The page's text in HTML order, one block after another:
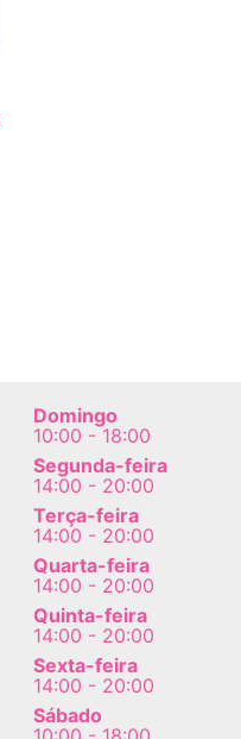
Domingo
10:00 - 18:00
Segunda-feira
14:00 - 20:00
Terça-feira
14:00 - 20:00
Quarta-feira
14:00 - 20:00
Quinta-feira
14:00 - 20:00
Sexta-feira
14:00 - 20:00
Sábado